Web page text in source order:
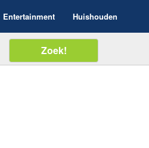
Entertainment Huishouden